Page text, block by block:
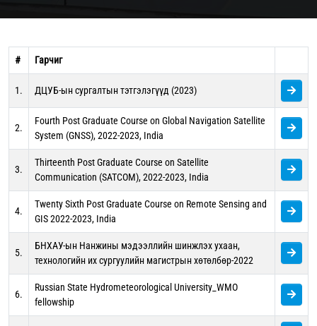
# Гарчиг
1. ДЦУБ-ын сургалтын тэтгэлэгүүд (2023)
2.
Fourth Post Graduate Course on Global Navigation Satellite
System (GNSS), 2022-2023, India
3.
Thirteenth Post Graduate Course on Satellite
Communication (SATCOM), 2022-2023, India
4.
Twenty Sixth Post Graduate Course on Remote Sensing and
GIS 2022-2023, India
5.
БНХАУ-ын Нанжины мэдээллийн шинжлэх ухаан,
технологийн их сургуулийн магистрын хөтөлбөр-2022
6.
Russian State Hydrometeorological University_WMO
fellowship